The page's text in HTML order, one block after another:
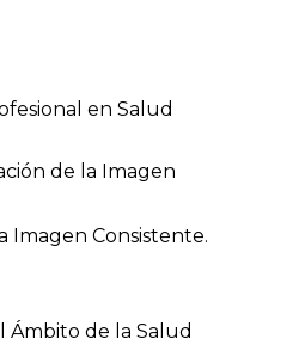
en Salud
de la Imagen
Imagen Consistente.
Ámbito de la Salud